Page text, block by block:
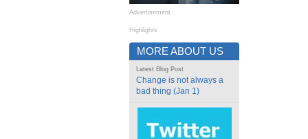
Advertisement
Highlights
MORE ABOUT US
Latest Blog Post
Change is not always a
bad thing (Jan 1)